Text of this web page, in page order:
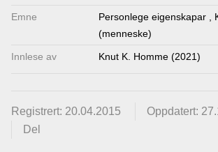
Emne Personlege eigenskapar,
(menneske)
Innlese av Knut K. Homme (2021)
Registrert: 20.04.2015
Oppdatert:
Del